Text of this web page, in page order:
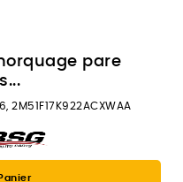
pare
2M51F17K922ACXWAA